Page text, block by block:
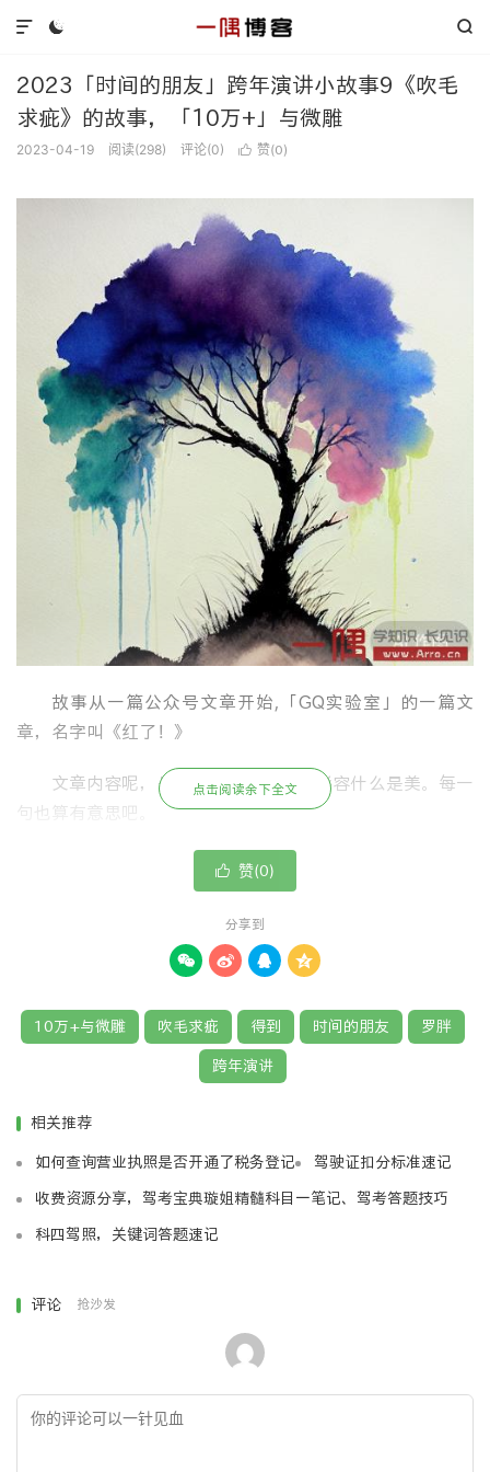
 

2023「时间的朋友」跨年演讲小故事9《吹毛
求疵》的故事，「10万+」与微雕
2023-04-19 阅读(298) 评论(0)  赞(0)
故事从一篇公众号文章开始,「GQ实验室」的一篇文
章，名字叫《红了！》
文章内容呢，是一条一条的，就是形容什么是美。每一
句也算有意思吧。
美是任何一个想要打开相机的时刻。
美是电影院漆黑中他轻轻碰到了她的肩膀。
美是「这版方案我们OK」。
美是说好最后一杯但为了再多坐一会儿又忍不住倒满的
美是老板的反义词。
《智族GQ》杂志的编辑总监刘冲（Rocco）说:文字写
成这样，顶多算有了个坯子，微雕还没开始呢。
阳」，模拟了日出的动画效果；「美是江水长流无尽时」，
设计成了流水的状态；「美是随随便便」，每个字都会轻微
左右晃动，让你感受到一种轻松随意的感觉。
150句，每一句的呈现方式都不一样。
点击阅读余下全文
 赞(0)
分享到
   
10万+与微雕 吹毛求疵 得到 时间的朋友 罗胖
跨年演讲
相关推荐
如何查询营业执照是否开通了税务登记 驾驶证扣分标准速记
收费资源分享，驾考宝典璇姐精髓科目一笔记、驾考答题技巧
科四驾照，关键词答题速记
评论 抢沙发